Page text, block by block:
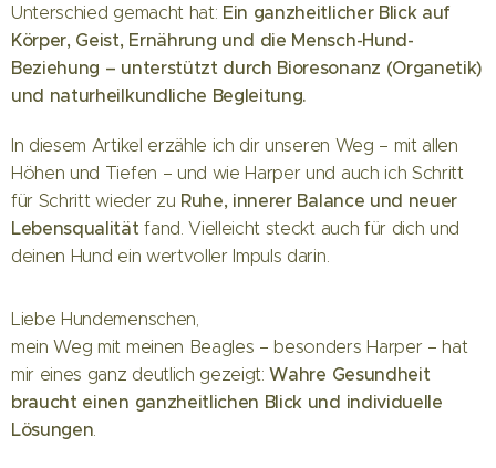
Unterschied gemacht hat: Ein ganzheitlicher Blick auf
Körper, Geist, Ernährung und die Mensch-Hund-
Beziehung – unterstützt durch Bioresonanz (Organetik)
und naturheilkundliche Begleitung.
In diesem Artikel erzähle ich dir unseren Weg – mit allen
Höhen und Tiefen – und wie Harper und auch ich Schritt
für Schritt wieder zu Ruhe, innerer Balance und neuer
Lebensqualität fand. Vielleicht steckt auch für dich und
deinen Hund ein wertvoller Impuls darin.
Liebe Hundemenschen,
mein Weg mit meinen Beagles – besonders Harper – hat
mir eines ganz deutlich gezeigt:Wahre Gesundheit
braucht einen ganzheitlichen Blick und individuelle
Lösungen.